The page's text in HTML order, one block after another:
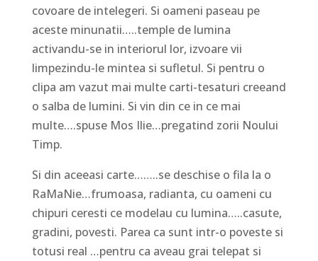
covoare de intelegeri. Si oameni paseau pe
aceste minunatii…..temple de lumina
activandu-se in interiorul lor, izvoare vii
limpezindu-le mintea si sufletul. Si pentru o
clipa am vazut mai multe carti-tesaturi creeand
o salba de lumini. Si vin din ce in ce mai
multe….spuse Mos Ilie…pregatind zorii Noului
Timp.
Si din aceeasi carte……..se deschise o fila la o
RaMaNie…frumoasa, radianta, cu oameni cu
chipuri ceresti ce modelau cu lumina…..casute,
gradini, povesti. Parea ca sunt intr-o poveste si
totusi real …pentru ca aveau grai telepat si